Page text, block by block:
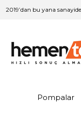
2019’dan bu yana
Pompalar